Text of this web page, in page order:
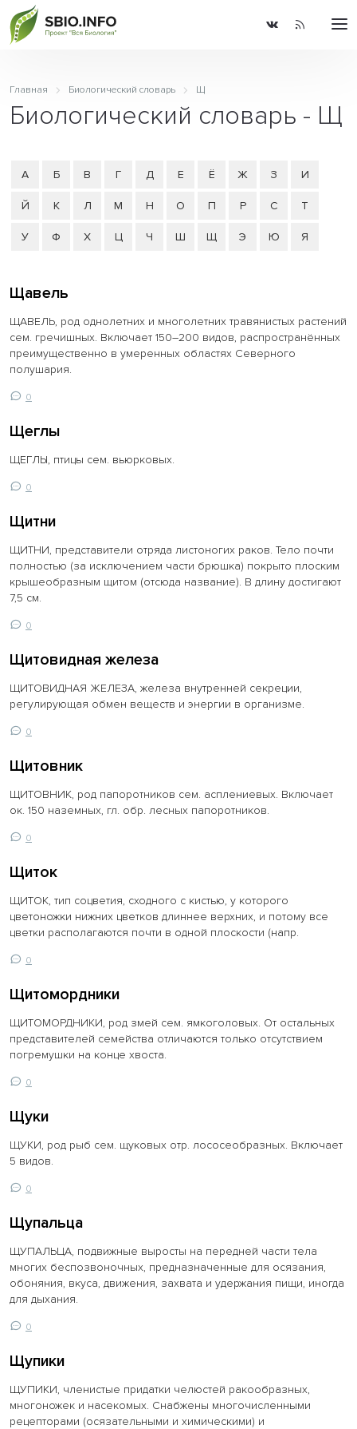
Главная Биологический словарь Щ
Биологический словарь - Щ
А Б В Г Д Е Ё Ж З И
Й К Л М Н О П Р С Т
У Ф Х Ц Ч Ш Щ Э Ю Я
Щавель
ЩАВЕЛЬ, род однолетних и многолетних травянистых растений
сем. гречишных. Включает 150–200 видов, распространённых
преимущественно в умеренных областях Северного
полушария.
0
Щеглы
ЩЕГЛЫ, птицы сем. вьюрковых.
0
Щитни
ЩИТНИ, представители отряда листоногих раков. Тело почти
полностью (за исключением части брюшка) покрыто плоским
крышеобразным щитом (отсюда название). В длину достигают
7,5 см.
0
Щитовидная железа
ЩИТОВИДНАЯ ЖЕЛЕЗА, железа внутренней секреции,
регулирующая обмен веществ и энергии в организме.
0
Щитовник
ЩИТОВНИК, род папоротников сем. асплениевых. Включает
ок. 150 наземных, гл. обр. лесных папоротников.
0
Щиток
ЩИТОК, тип соцветия, сходного с кистью, у которого
цветоножки нижних цветков длиннее верхних, и потому все
цветки располагаются почти в одной плоскости (напр.
0
Щитомордники
ЩИТОМОРДНИКИ, род змей сем. ямкоголовых. От остальных
представителей семейства отличаются только отсутствием
погремушки на конце хвоста.
0
Щуки
ЩУКИ, род рыб сем. щуковых отр. лососеобразных. Включает
5 видов.
0
Щупальца
ЩУПАЛЬЦА, подвижные выросты на передней части тела
многих беспозвоночных, предназначенные для осязания,
обоняния, вкуса, движения, захвата и удержания пищи, иногда
для дыхания.
0
Щупики
ЩУПИКИ, членистые придатки челюстей ракообразных,
многоножек и насекомых. Снабжены многочисленными
рецепторами (осязательными и химическими) и